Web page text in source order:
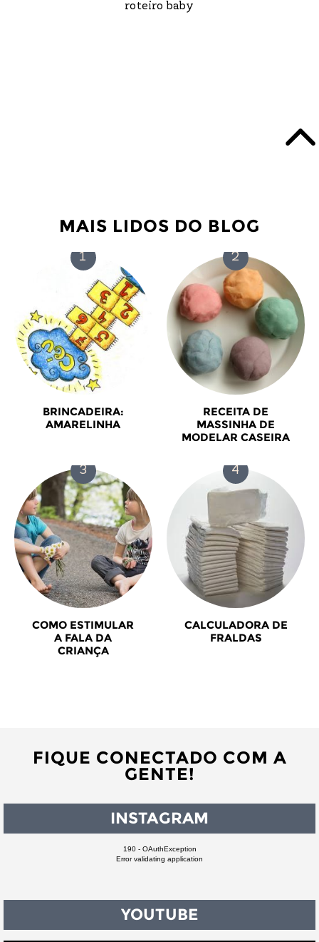
roteiro baby
MAIS LIDOS DO BLOG
BRINCADEIRA:
AMARELINHA
RECEITA DE
MASSINHA DE
MODELAR CASEIRA
COMO ESTIMULAR
A FALA DA
CRIANÇA
CALCULADORA DE
FRALDAS
FIQUE CONECTADO COM A
GENTE!
INSTAGRAM
190 - OAuthException
Error validating application
YOUTUBE